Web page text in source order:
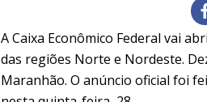
A Caixa Econômico Federal vai
das regiões Norte e Nordeste.
Maranhão. O anúncio oficial foi